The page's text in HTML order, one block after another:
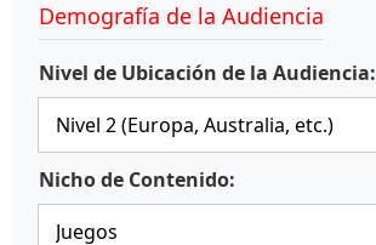
Demografía de la Audiencia
Nivel de Ubicación de la Audiencia:
Nicho de Contenido: